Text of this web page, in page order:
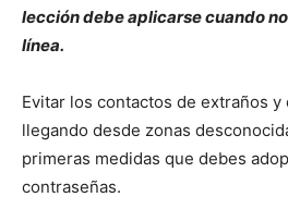
lección debe aplicarse cuando
línea.
Evitar los contactos de extraños y
llegando desde zonas
primeras medidas que debes
contraseñas.